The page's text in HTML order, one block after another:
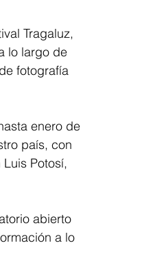
Tragaluz,
lo largo de
fotografía
enero de
país, con
Potosí,
abierto
a lo